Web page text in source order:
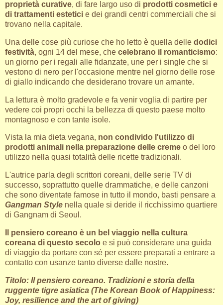
proprietà curative, di fare largo uso di prodotti cosmetici e
di trattamenti estetici e dei grandi centri commerciali che si
trovano nella capitale.
Una delle cose più curiose che ho letto è quella delle dodici
festività, ogni 14 del mese, che celebrano il romanticismo:
un giorno per i regali alle fidanzate, une per i single che si
vestono di nero per l'occasione mentre nel giorno delle rose
di giallo indicando che desiderano trovare un amante.
La lettura è molto gradevole e fa venir voglia di partire per
vedere coi propri occhi la bellezza di questo paese molto
montagnoso e con tante isole.
Vista la mia dieta vegana, non condivido l'utilizzo di
prodotti animali nella preparazione delle creme o del loro
utilizzo nella quasi totalità delle ricette tradizionali.
L'autrice parla degli scrittori coreani, delle serie TV di
successo, soprattutto quelle drammatiche, e delle canzoni
che sono diventate famose in tutto il mondo, basti pensare a
Gangman Style nella quale si deride il ricchissimo quartiere
di Gangnam di Seoul.
Il pensiero coreano è un bel viaggio nella cultura
coreana di questo secolo e si può considerare una guida
di viaggio da portare con sé per essere preparati a entrare a
contatto con usanze tanto diverse dalle nostre.
Titolo: Il pensiero coreano. Tradizioni e storia della
ruggente tigre asiatica (The Korean Book of Happiness:
Joy, resilience and the art of giving)